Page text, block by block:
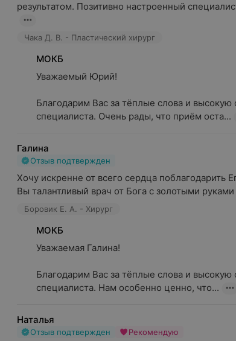
результатом. Позитивно настроенный
Чака Д. В. - Пластический хирург
МОКБ
Уважаемый Юрий!
Благодарим Вас за тёплые слова и
специалиста. Очень рады, что приём оста...
Галина
Отзыв подтвержден
Хочу искренне от всего сердца поблагодарить
Вы талантливый врач от Бога с золотыми
Боровик Е. А. - Хирург
МОКБ
Уважаемая Галина!
Благодарим Вас за тёплые слова и
специалиста. Нам особенно ценно, что...
Наталья
Отзыв подтвержден Рекомендую